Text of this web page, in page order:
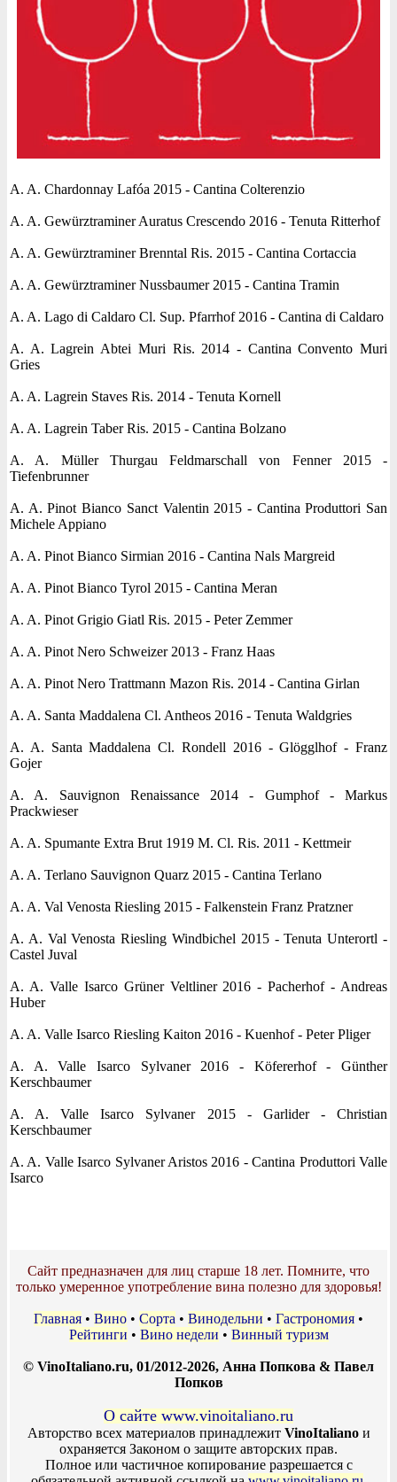
A. A. Chardonnay Lafóa 2015 - Cantina Colterenzio
A. A. Gewürztraminer Auratus Crescendo 2016 - Tenuta Ritterhof
A. A. Gewürztraminer Brenntal Ris. 2015 - Cantina Cortaccia
A. A. Gewürztraminer Nussbaumer 2015 - Cantina Tramin
A. A. Lago di Caldaro Cl. Sup. Pfarrhof 2016 - Cantina di Caldaro
A. A. Lagrein Abtei Muri Ris. 2014 - Cantina Convento Muri
Gries
A. A. Lagrein Staves Ris. 2014 - Tenuta Kornell
A. A. Lagrein Taber Ris. 2015 - Cantina Bolzano
A. A. Müller Thurgau Feldmarschall von Fenner 2015 -
Tiefenbrunner
A. A. Pinot Bianco Sanct Valentin 2015 - Cantina Produttori San
Michele Appiano
A. A. Pinot Bianco Sirmian 2016 - Cantina Nals Margreid
A. A. Pinot Bianco Tyrol 2015 - Cantina Meran
A. A. Pinot Grigio Giatl Ris. 2015 - Peter Zemmer
A. A. Pinot Nero Schweizer 2013 - Franz Haas
A. A. Pinot Nero Trattmann Mazon Ris. 2014 - Cantina Girlan
A. A. Santa Maddalena Cl. Antheos 2016 - Tenuta Waldgries
A. A. Santa Maddalena Cl. Rondell 2016 - Glögglhof - Franz
Gojer
A. A. Sauvignon Renaissance 2014 - Gumphof - Markus
Prackwieser
A. A. Spumante Extra Brut 1919 M. Cl. Ris. 2011 - Kettmeir
A. A. Terlano Sauvignon Quarz 2015 - Cantina Terlano
A. A. Val Venosta Riesling 2015 - Falkenstein Franz Pratzner
A. A. Val Venosta Riesling Windbichel 2015 - Tenuta Unterortl -
Castel Juval
A. A. Valle Isarco Grüner Veltliner 2016 - Pacherhof - Andreas
Huber
A. A. Valle Isarco Riesling Kaiton 2016 - Kuenhof - Peter Pliger
A. A. Valle Isarco Sylvaner 2016 - Köfererhof - Günther
Kerschbaumer
A. A. Valle Isarco Sylvaner 2015 - Garlider - Christian
Kerschbaumer
A. A. Valle Isarco Sylvaner Aristos 2016 - Cantina Produttori Valle
Isarco
Сайт предназначен для лиц старше 18 лет. Помните, что
только умеренное употребление вина полезно для здоровья!
Главная • Вино • Сорта • Винодельни • Гастрономия •
Рейтинги • Вино недели • Винный туризм
© VinoItaliano.ru, 01/2012-2026, Анна Попкова & Павел
Попков
О сайте www.vinoitaliano.ru
Авторство всех материалов принадлежит VinoItalianoи
охраняется Законом о защите авторских прав.
Полное или частичное копирование разрешается с